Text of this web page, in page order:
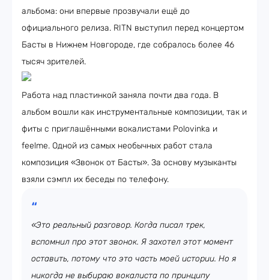
альбома: они впервые прозвучали ещё до
официального релиза. RITN выступил перед концертом
Басты в Нижнем Новгороде, где собралось более 46
тысяч зрителей.
Работа над пластинкой заняла почти два года. В
альбом вошли как инструментальные композиции, так и
фиты с приглашёнными вокалистами Polovinka и
feelme. Одной из самых необычных работ стала
композиция «Звонок от Басты». За основу музыканты
взяли сэмпл их беседы по телефону.
«Это реальный разговор. Когда писал трек,
вспомнил про этот звонок. Я захотел этот момент
оставить, потому что это часть моей истории. Но я
никогда не выбираю вокалиста по принципу